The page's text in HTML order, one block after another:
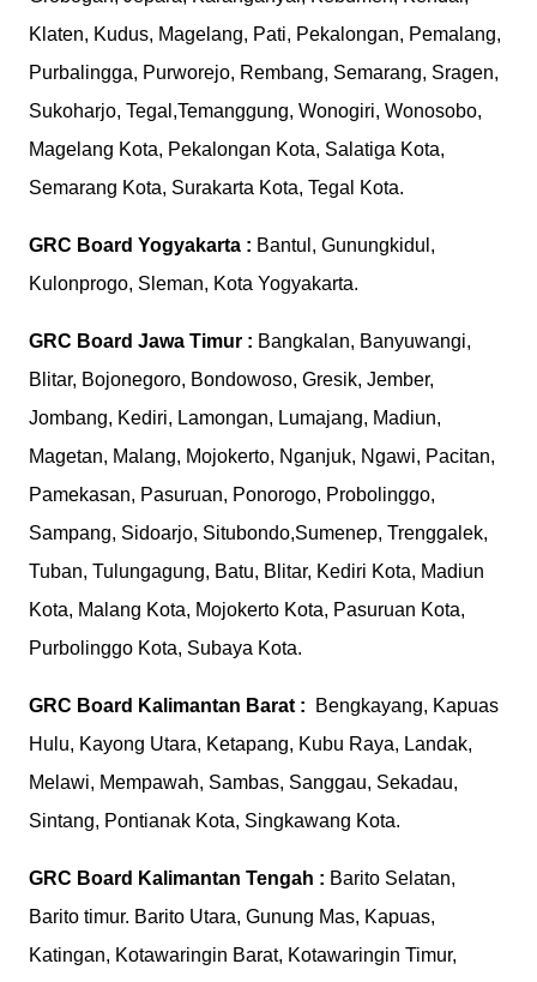
Klaten, Kudus, Magelang, Pati, Pekalongan, Pemalang,
Purbalingga, Purworejo, Rembang, Semarang, Sragen,
Sukoharjo, Tegal,Temanggung, Wonogiri, Wonosobo,
Magelang Kota, Pekalongan Kota, Salatiga Kota,
Semarang Kota, Surakarta Kota, Tegal Kota.
GRC Board Yogyakarta : Bantul, Gunungkidul,
Kulonprogo, Sleman, Kota Yogyakarta.
GRC Board Jawa Timur : Bangkalan, Banyuwangi,
Blitar, Bojonegoro, Bondowoso, Gresik, Jember,
Jombang, Kediri, Lamongan, Lumajang, Madiun,
Magetan, Malang, Mojokerto, Nganjuk, Ngawi, Pacitan,
Pamekasan, Pasuruan, Ponorogo, Probolinggo,
Sampang, Sidoarjo, Situbondo,Sumenep, Trenggalek,
Tuban, Tulungagung, Batu, Blitar, Kediri Kota, Madiun
Kota, Malang Kota, Mojokerto Kota, Pasuruan Kota,
Purbolinggo Kota, Subaya Kota.
GRC Board Kalimantan Barat :
Bengkayang, Kapuas
Hulu, Kayong Utara, Ketapang, Kubu Raya, Landak,
Melawi, Mempawah, Sambas, Sanggau, Sekadau,
Sintang, Pontianak Kota, Singkawang Kota.
GRC Board Kalimantan Tengah : Barito Selatan,
Barito timur. Barito Utara, Gunung Mas, Kapuas,
Katingan, Kotawaringin Barat, Kotawaringin Timur,